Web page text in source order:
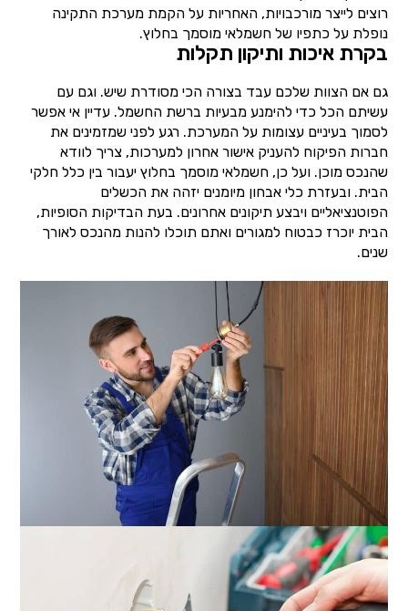
רוצים לייצר מורכבויות, האחריות על הקמת מערכת התקינה
נופלת על כתפיו של חשמלאי מוסמך בחלוץ.
בקרת איכות ותיקון תקלות
גם אם הצוות שלכם עבד בצורה הכי מסודרת שיש. וגם עם
עשיתם הכל כדי להימנע מבעיות ברשת החשמל. עדיין אי אפשר
לסמוך בעיניים עצומות על המערכת. רגע לפני שמזמינים את
חברות הפיקוח להעניק אישור אחרון למערכות, צריך לוודא
שהנכס מוכן. ועל כן, חשמלאי מוסמך בחלוץ יעבור בין כלל חלקי
הבית. ובעזרת כלי אבחון מיומנים יזהה את הכשלים
הפוטנציאליים ויבצע תיקונים אחרונים. בעת הבדיקות הסופיות,
הבית יוכרז כבטוח למגורים ואתם תוכלו להנות מהנכס לאורך
שנים.